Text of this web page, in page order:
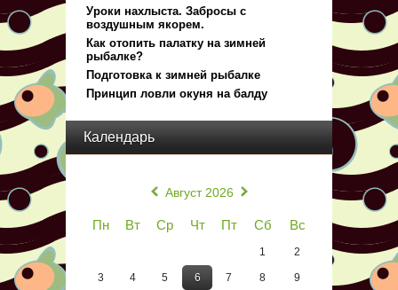
Уроки нахлыста. Забросы с
воздушным якорем.
Как отопить палатку на зимней
рыбалке?
Подготовка к зимней рыбалке
Принцип ловли окуня на балду
Календарь
« Август 2026 »
Пн Вт Ср Чт Пт Сб Вс
1 2
3 4 5 6 7 8 9